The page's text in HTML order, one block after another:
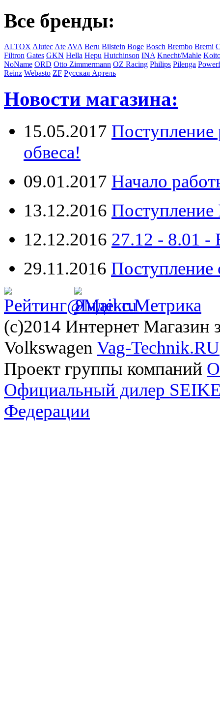
Все бренды:
ALTOX Alutec Ate AVA Beru Bilstein Boge Bosch Brembo Bremi
Filtron Gates GKN Hella Hepu Hutchinson INA Knecht/Mahle
NoName ORD Otto Zimmermann OZ Racing Philips Pilenga
Reinz Webasto ZF Русская Артель
Новости магазина:
15.05.2017 Поступление
обвеса!
09.01.2017 Начало
13.12.2016 Поступление
12.12.2016 27.12 -
29.11.2016 Поступление
(с)2014 Интернет Магазин
Volkswagen Vag-Technik.RU
Проект группы компаний
Официальный дилер
Федерации